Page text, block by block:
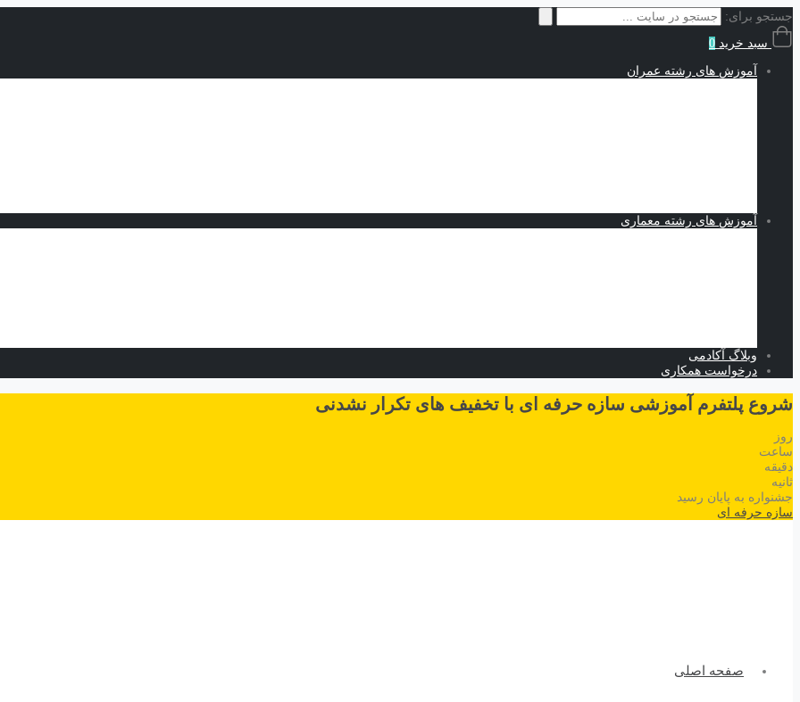
جستجو برای:
سبد خرید 0
آموزش های رشته عمران
آموزش های رشته معماری
وبلاگ آکادمی
درخواست همکاری
شروع پلتفرم آموزشی سازه حرفه ای با تخفیف های تکرار نشدنی
روز
ساعت
دقیقه
ثانیه
جشنواره به پایان رسید
سازه حرفه ای
صفحه اصلی